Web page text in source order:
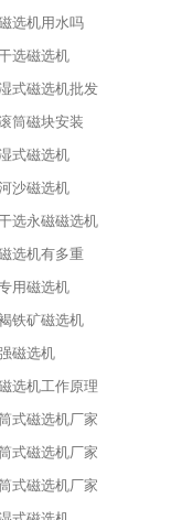
选机用水吗
选磁选机
式磁选机批发
筒磁块安装
式磁选机
沙磁选机
选永磁磁选机
选机有多重
用磁选机
铁矿磁选机
磁选机
选机工作原理
式磁选机厂家
式磁选机厂家
式磁选机厂家